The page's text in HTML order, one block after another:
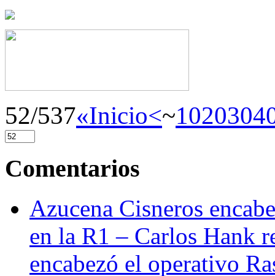
52/537«Inicio<~102030
Comentarios
Azucena Cisneros
en la R1 – Carlos Hank
encabezó el operativo